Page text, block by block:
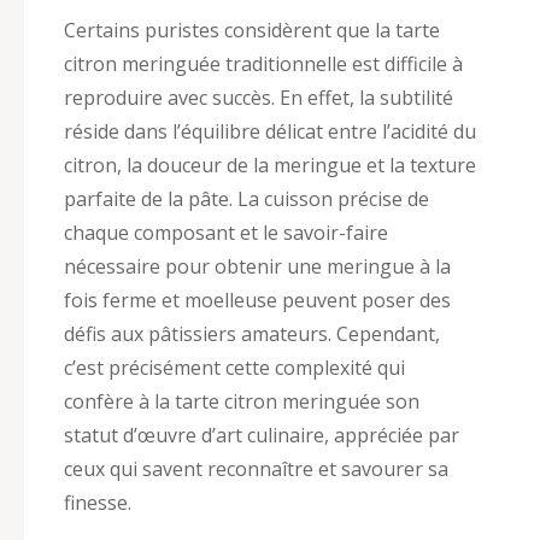
Certains puristes considèrent que la tarte
citron meringuée traditionnelle est difficile à
reproduire avec succès. En effet, la subtilité
réside dans l’équilibre délicat entre l’acidité du
citron, la douceur de la meringue et la texture
parfaite de la pâte. La cuisson précise de
chaque composant et le savoir-faire
nécessaire pour obtenir une meringue à la
fois ferme et moelleuse peuvent poser des
défis aux pâtissiers amateurs. Cependant,
c’est précisément cette complexité qui
confère à la tarte citron meringuée son
statut d’œuvre d’art culinaire, appréciée par
ceux qui savent reconnaître et savourer sa
finesse.